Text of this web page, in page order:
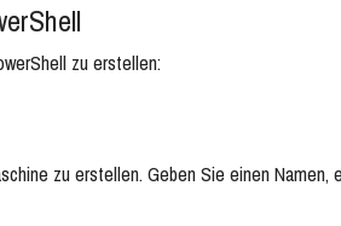
zu erstellen:
zu erstellen. Geben Sie einen